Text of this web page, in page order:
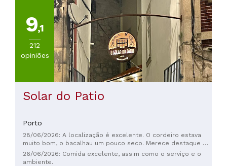
9,1
212
opiniões
Solar do Patio
Porto
28/06/2026: A localização é excelente. O cordeiro estava
muito bom, o bacalhau um pouco seco. Merece destaque o
garçom Marco, que foi muito atencioso e sempre atento a
tudo; porém, seu colega deixou a desejar em termos de
26/06/2026: Comida excelente, assim como o serviço e o
ambiente.